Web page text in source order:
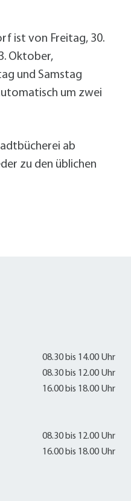
ist von Freitag, 30.
Oktober,
und Samstag
um zwei
ab
zu den üblichen
08.30 bis 14.00 Uhr
08.30 bis 12.00 Uhr
16.00 bis 18.00 Uhr
08.30 bis 12.00 Uhr
16.00 bis 18.00 Uhr